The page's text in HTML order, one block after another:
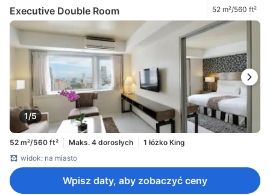
Executive Double Room 52 m²/560 ft²
1/5
52 m²/560 ft² Maks. 4 dorosłych
1 łóżko King
widok: na miasto
Wpisz daty, aby zobaczyć ceny